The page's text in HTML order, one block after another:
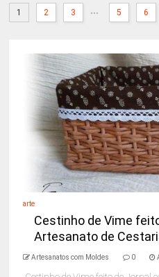
1 2 3 ... 5 6
arte
Cestinho de Vime
Artesanato de
Artesanatos com Moldes 0